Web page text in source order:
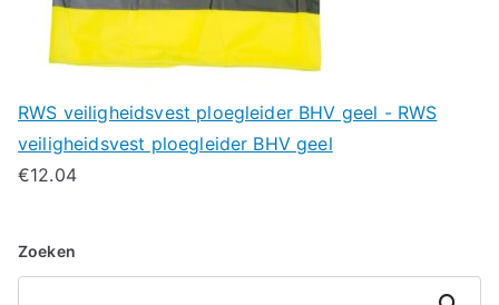
RWS veiligheidsvest ploegleider BHV geel - RWS
veiligheidsvest ploegleider BHV geel
€12.04
Zoeken